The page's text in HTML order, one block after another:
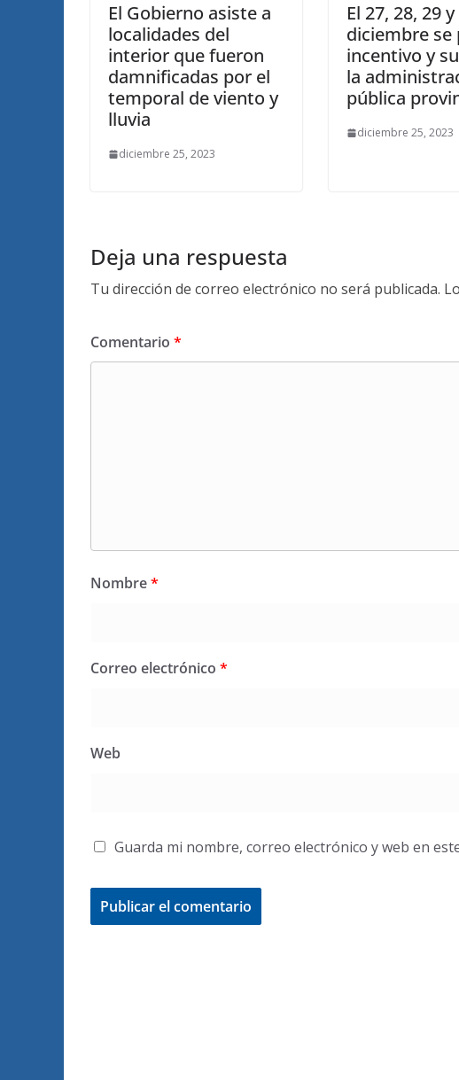
El Gobierno asiste a
localidades del
interior que fueron
damnificadas por el
temporal de viento y
lluvia
diciembre 25, 2023
El 27, 28, 29
diciembre se
incentivo y
la
pública
diciembre 25, 2023
Deja una respuesta
Tu dirección de correo electrónico no será publicada.
Comentario *
Nombre*
Correo electrónico *
Web
Guarda mi nombre, correo electrónico y web en